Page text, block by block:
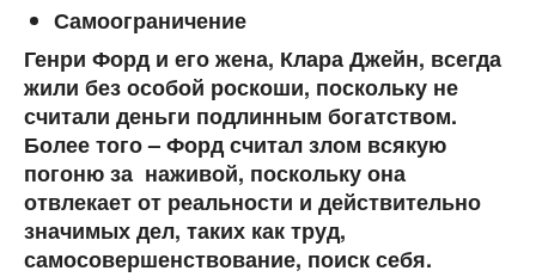
Самоограничение
Генри Форд и его жена, Клара Джейн, всегда
жили без особой роскоши, поскольку не
считали деньги подлинным богатством.
Более того – Форд считал злом всякую
погоню за наживой, поскольку она
отвлекает от реальности и действительно
значимых дел, таких как труд,
самосовершенствование, поиск себя.